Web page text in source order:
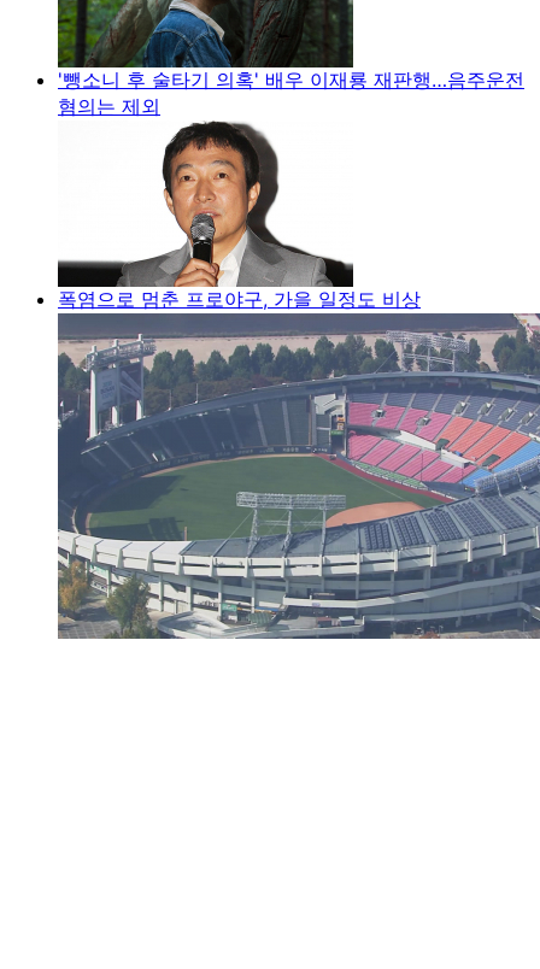
'뺑소니 후 술타기 의혹' 배우 이재룡 재판행…음주운전
혐의는 제외
폭염으로 멈춘 프로야구, 가을 일정도 비상